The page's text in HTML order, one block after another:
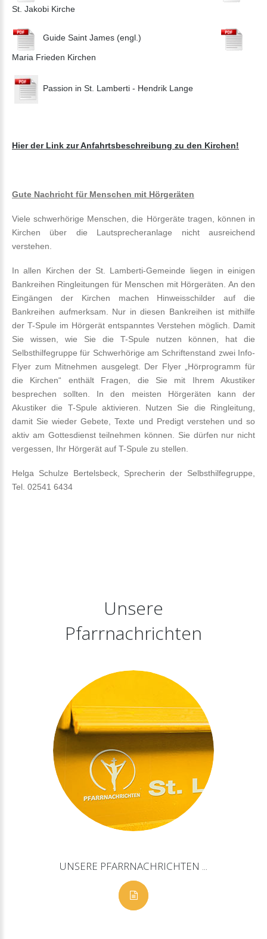
St. Jakobi Kirche
Guide Saint James (engl.)
Maria Frieden Kirchen
Passion in St. Lamberti - Hendrik Lange
Hier der Link zur Anfahrtsbeschreibung zu den Kirchen!
Gute Nachricht für Menschen mit Hörgeräten
Viele schwerhörige Menschen, die Hörgeräte tragen, können in
Kirchen über die Lautsprecheranlage nicht ausreichend
verstehen.
In allen Kirchen der St. Lamberti-Gemeinde liegen in einigen
Bankreihen Ringleitungen für Menschen mit Hörgeräten. An den
Eingängen der Kirchen machen Hinweisschilder auf die
Bankreihen aufmerksam. Nur in diesen Bankreihen ist mithilfe
der T-Spule im Hörgerät entspanntes Verstehen möglich. Damit
Sie wissen, wie Sie die T-Spule nutzen können, hat die
Selbsthilfegruppe für Schwerhörige am Schriftenstand zwei Info-
Flyer zum Mitnehmen ausgelegt. Der Flyer „Hörprogramm für
die Kirchen“ enthält Fragen, die Sie mit Ihrem Akustiker
besprechen sollten. In den meisten Hörgeräten kann der
Akustiker die T-Spule aktivieren. Nutzen Sie die Ringleitung,
damit Sie wieder Gebete, Texte und Predigt verstehen und so
aktiv am Gottesdienst teilnehmen können. Sie dürfen nur nicht
vergessen, Ihr Hörgerät auf T-Spule zu stellen.
Helga Schulze Bertelsbeck, Sprecherin der Selbsthilfegruppe,
Tel. 02541 6434
Unsere
Pfarrnachrichten
UNSERE PFARRNACHRICHTEN ...